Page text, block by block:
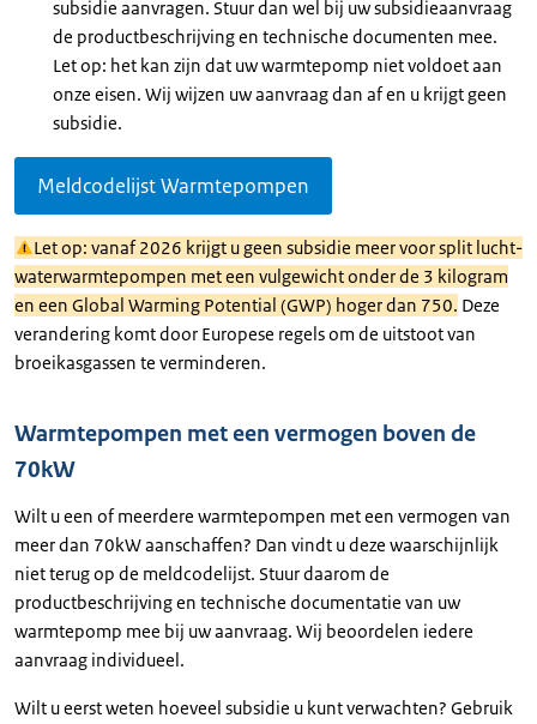
subsidie aanvragen. Stuur dan wel bij uw subsidieaanvraag
de productbeschrijving en technische documenten mee.
Let op: het kan zijn dat uw warmtepomp niet voldoet aan
onze eisen. Wij wijzen uw aanvraag dan af en u krijgt geen
subsidie.
Meldcodelijst Warmtepompen
Let op: vanaf 2026 krijgt u geen subsidie meer voor split lucht-
waterwarmtepompen met een vulgewicht onder de 3 kilogram
en een Global Warming Potential (GWP) hoger dan 750. Deze
verandering komt door Europese regels om de uitstoot van
broeikasgassen te verminderen.
Warmtepompen met een vermogen boven de
70kW
Wilt u een of meerdere warmtepompen met een vermogen van
meer dan 70kW aanschaffen? Dan vindt u deze waarschijnlijk
niet terug op de meldcodelijst. Stuur daarom de
productbeschrijving en technische documentatie van uw
warmtepomp mee bij uw aanvraag. Wij beoordelen iedere
aanvraag individueel.
Wilt u eerst weten hoeveel subsidie u kunt verwachten? Gebruik